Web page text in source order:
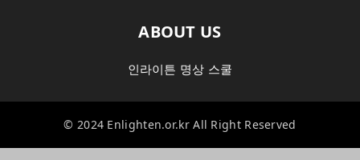
ABOUT US
인라이튼 명상 스쿨
© 2024 Enlighten.or.kr All Right Reserved